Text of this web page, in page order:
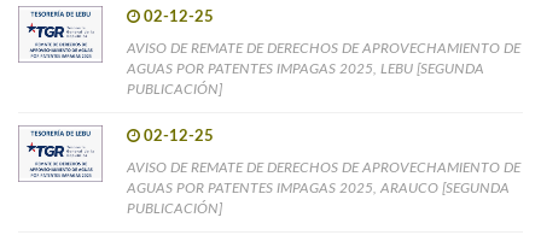
02-12-25
AVISO DE REMATE DE DERECHOS DE APROVECHAMIENTO DE
AGUAS POR PATENTES IMPAGAS 2025, LEBU [SEGUNDA
PUBLICACIÓN]
02-12-25
AVISO DE REMATE DE DERECHOS DE APROVECHAMIENTO DE
AGUAS POR PATENTES IMPAGAS 2025, ARAUCO [SEGUNDA
PUBLICACIÓN]